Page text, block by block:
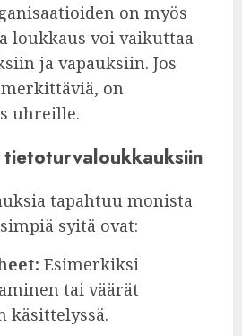
on myös
loukkaus voi vaikuttaa
ja vapauksiin. Jos
on
uhreille.
tietoturvaloukkauksiin
tapahtuu monista
syitä ovat:
Esimerkiksi
tai väärät
käsittelyssä.